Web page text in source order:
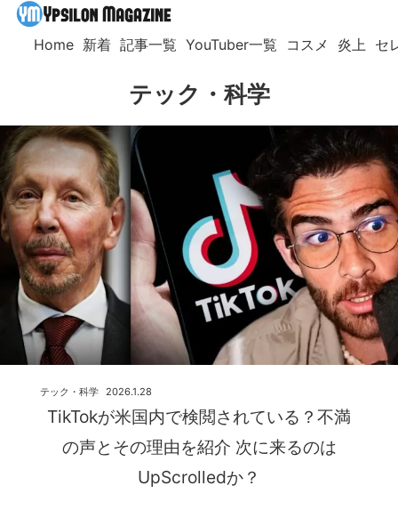
Home 新着 記事一覧 YouTuber一覧 コスメ 炎上 セ
テック・科学
TikTokが米国内で検閲されている？不満
の声とその理由を紹介 次に来るのは
UpScrolledか？
2026.1.28
テック・科学